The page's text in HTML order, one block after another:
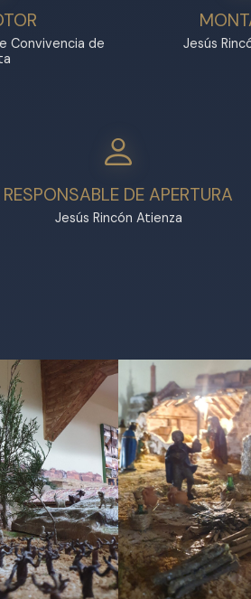
Convivencia de
Jesús
RESPONSABLE DE APERTURA
Jesús Rincón Atienza